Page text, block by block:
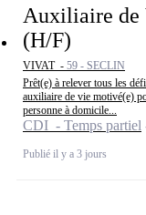
Auxiliaire de
(H/F)
VIVAT - 59 - SECLIN
Prêt(e) à relever tous les
auxiliaire de vie motivé(e)
personne à domicile...
CDI - Temps partiel
Publié il y a 3 jours